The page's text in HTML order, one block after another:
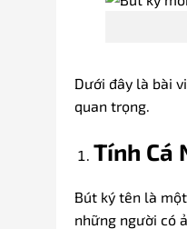
Dưới đây là bài
quan trọng.
Tính Cá
Bút ký tên là
những người có